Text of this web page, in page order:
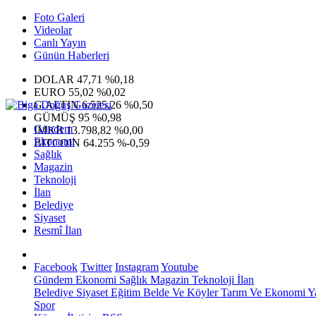
Foto Galeri
Videolar
Canlı Yayın
Günün Haberleri
DOLAR 47,71 %0,18
EURO 55,02 %0,02
G.ALTIN6.525,26 %0,50
GÜMÜŞ 95 %0,98
IMKB13.798,82 %0,00
BITCOIN 64.255 %-0,59
Gündem
Ekonomi
Sağlık
Magazin
Teknoloji
İlan
Belediye
Siyaset
Resmî İlan
Facebook Twitter InstagramYoutube
Gündem Ekonomi Sağlık Magazin Teknoloji İlan
Belediye Siyaset Eğitim Belde Ve KöylerTarım Ve Ekonomi
Spor